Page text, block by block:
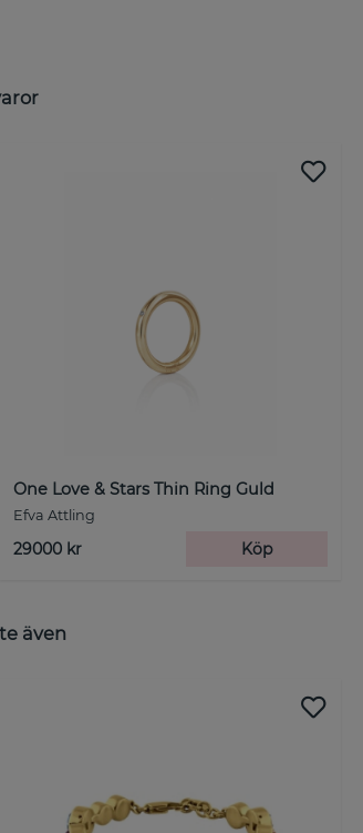
One Love & Stars Thin Ring Guld
Efva Attling
29000 kr Köp
även